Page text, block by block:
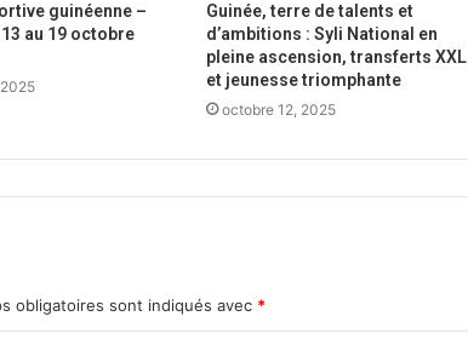
guinéenne –
au 19 octobre
Guinée, terre de talents et
d’ambitions : Syli National en
pleine ascension, transferts XXL
et jeunesse triomphante
octobre 12, 2025
obligatoires sont indiqués avec *